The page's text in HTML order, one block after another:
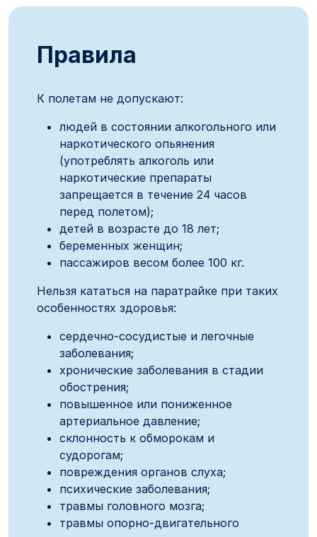
Правила
К полетам не допускают:
людей в состоянии алкогольного или
наркотического опьянения
(употреблять алкоголь или
наркотические препараты
запрещается в течение 24 часов
перед полетом);
детей в возрасте до 18 лет;
беременных женщин;
пассажиров весом более 100 кг.
Нельзя кататься на паратрайке при таких
особенностях здоровья:
сердечно-сосудистые и легочные
заболевания;
хронические заболевания в стадии
обострения;
повышенное или пониженное
артериальное давление;
склонность к обморокам и
судорогам;
повреждения органов слуха;
психические заболевания;
травмы головного мозга;
травмы опорно-двигательного